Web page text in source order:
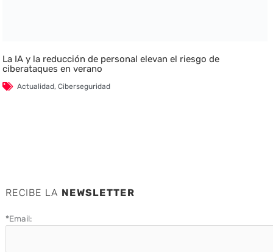
La IA y la reducción de personal elevan el riesgo de
ciberataques en verano
Actualidad,Ciberseguridad
RECIBE LA NEWSLETTER
*Email: